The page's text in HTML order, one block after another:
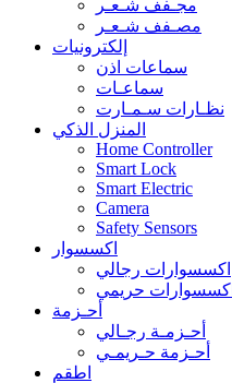
مجـفف شـعـر
مصـفف شـعـر
إلكترونيات
سماعات اذن
سماعـات
نظـارات سـمـارت
المنزل الذكي
Home Controller
Smart Lock
Smart Electric
Camera
Safety Sensors
اكسسوار
اكسسوارات رجالي
اكسسوارات حريمي
أحـزمة
أحـزمـة رجـالي
أحـزمة حـريمـي
اطقم